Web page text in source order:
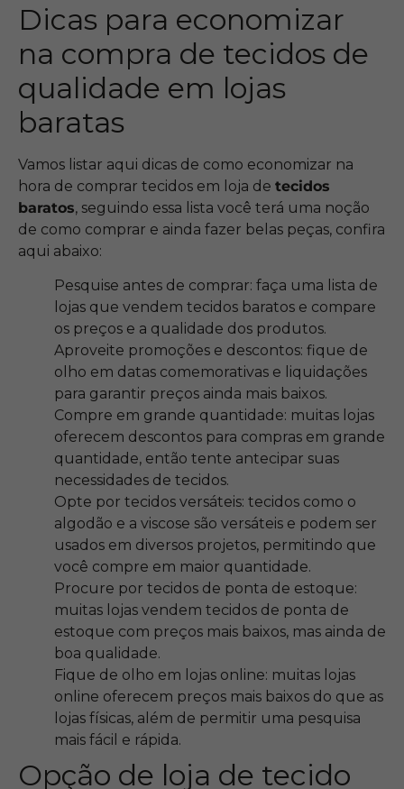
Dicas para economizar
na compra de tecidos de
qualidade em lojas
baratas
Vamos listar aqui dicas de como economizar na
hora de comprar tecidos em loja de tecidos
baratos, seguindo essa lista você terá uma noção
de como comprar e ainda fazer belas peças, confira
aqui abaixo:
Pesquise antes de comprar: faça uma lista de
lojas que vendem tecidos baratos e compare
os preços e a qualidade dos produtos.
Aproveite promoções e descontos: fique de
olho em datas comemorativas e liquidações
para garantir preços ainda mais baixos.
Compre em grande quantidade: muitas lojas
oferecem descontos para compras em grande
quantidade, então tente antecipar suas
necessidades de tecidos.
Opte por tecidos versáteis: tecidos como o
algodão e a viscose são versáteis e podem ser
usados em diversos projetos, permitindo que
você compre em maior quantidade.
Procure por tecidos de ponta de estoque:
muitas lojas vendem tecidos de ponta de
estoque com preços mais baixos, mas ainda de
boa qualidade.
Fique de olho em lojas online: muitas lojas
online oferecem preços mais baixos do que as
lojas físicas, além de permitir uma pesquisa
mais fácil e rápida.
Opção de loja de tecido